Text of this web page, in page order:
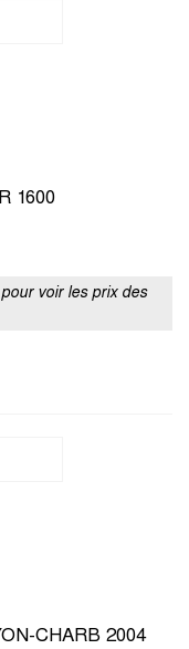
1600
voir les prix des
CHARB 2004